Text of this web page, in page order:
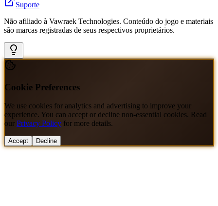
Suporte
Não afiliado à Vawraek Technologies. Conteúdo do jogo e materiais
são marcas registradas de seus respectivos proprietários.
Cookie Preferences
We use cookies for analytics and advertising to improve your
experience. You can accept or decline non-essential cookies. Read
our Privacy Policy for more details.
Accept Decline